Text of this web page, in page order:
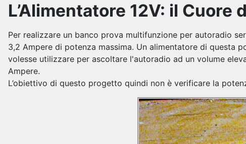
L’Alimentatore 12V: il Cuore
Per realizzare un banco prova multifunzione per autoradio
3,2 Ampere di potenza massima. Un alimentatore di questa
volesse utilizzare per ascoltare l'autoradio ad un volume
Ampere.
L’obiettivo di questo progetto quindi non è verificare la